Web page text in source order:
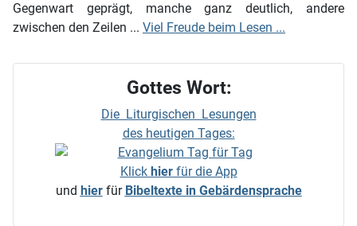
Gegenwart geprägt, manche ganz deutlich, andere
zwischen den Zeilen ... Viel Freude beim Lesen ...
Gottes Wort:
Die Liturgischen Lesungen
des heutigen Tages:
Klick hierfür die App
und hier für Bibeltexte in Gebärdensprache